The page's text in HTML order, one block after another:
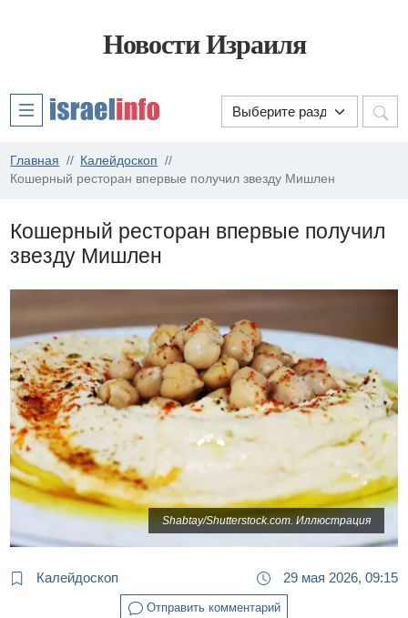
Новости Израиля
Главная
Калейдоскоп
Кошерный ресторан впервые получил звезду Мишлен
Кошерный ресторан впервые получил
звезду Мишлен
Shabtay/Shutterstock.com. Иллюстрация
Калейдоскоп 29 мая 2026, 09:15
Отправить комментарий